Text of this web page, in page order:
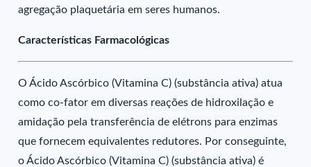
agregação plaquetária em seres humanos.
Características Farmacológicas
O Ácido Ascórbico (Vitamina C) (substância ativa) atua
como co-fator em diversas reações de hidroxilação e
amidação pela transferência de elétrons para enzimas
que fornecem equivalentes redutores. Por conseguinte,
o Ácido Ascórbico (Vitamina C) (substância ativa) é